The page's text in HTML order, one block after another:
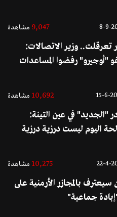
8-9-
9,047 مشاهدة
تعرقلت.. وزير الاتصالات:
"أوجيرو" رفضوا المساعدات
العام بعدالة!
15-6-
10,692 مشاهدة
"الجديد" في عين التينة:
اليوم ليست درزية درزية
الى مصالحات وطنية أخرى
22-4-
10,275 مشاهدة
سيعترف بالمجازر الأرمنية على
جماعية"